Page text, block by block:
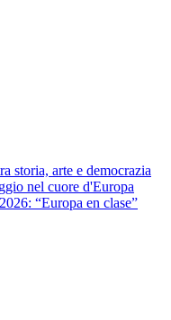
storia, arte e democrazia
nel cuore d'Europa
“Europa en clase”